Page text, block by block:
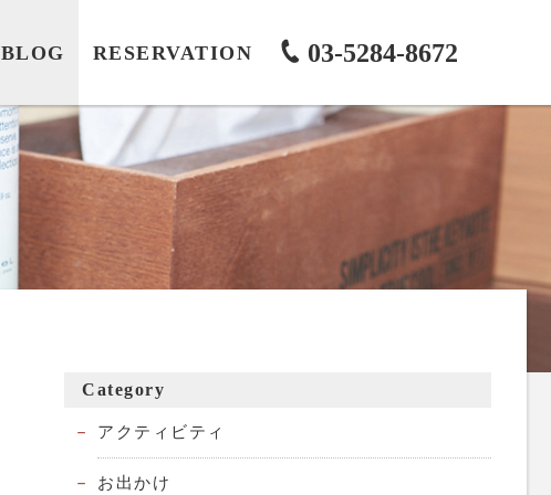
BLOG RESERVATION 03-5284-8672
Category
アクティビティ
お出かけ